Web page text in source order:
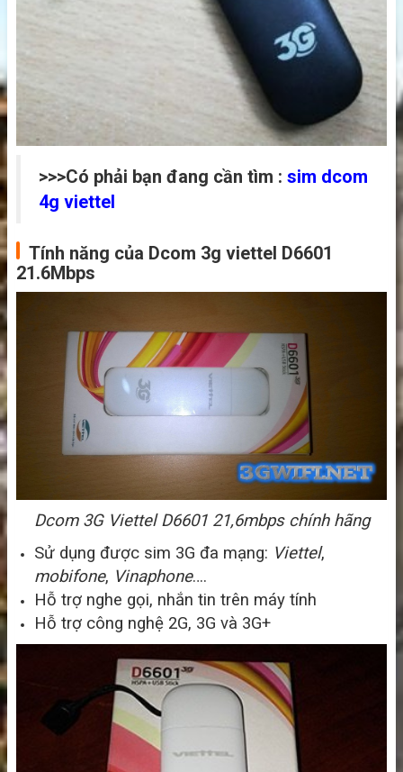
>>>Có phải bạn đang cần tìm : sim dcom
4g viettel
Tính năng của Dcom 3g viettel D6601
21.6Mbps
Dcom 3G Viettel D6601 21,6mbps chính hãng
Sử dụng được sim 3G đa mạng: Viettel,
mobifone, Vinaphone….
Hỗ trợ nghe gọi, nhắn tin trên máy tính
Hỗ trợ công nghệ 2G, 3G và 3G+